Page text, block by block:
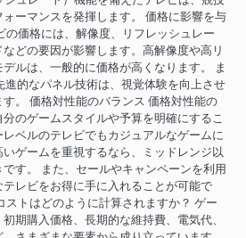
ーマンスを発揮します。 価格に影響を与
の価格には、解像度、リフレッシュレー
どの要因が影響します。高解像度や高リ
ルは、一般的に価格が高くなります。 ま
進的なパネル技術は、視覚体験を向上させ
。 価格対性能のバランス 価格対性能の
のゲームスタイルや予算を明確にするこ
ベルのテレビでもカジュアルなゲームに
ゲームを重視するなら、ミッドレンジ以
です。 また、セールやキャンペーンを利用
レビをお得に手に入れることが可能で
ストはどのように計算されますか？ ゲー
期購入価格、長期的な維持費、電気代、